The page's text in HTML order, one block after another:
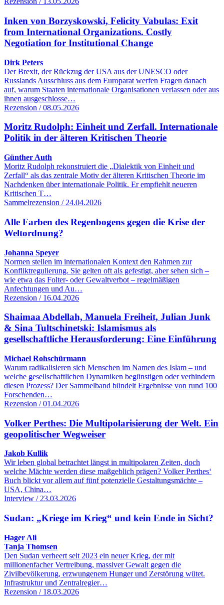
Inken von Borzyskowski, Felicity Vabulas: Exit
from International Organizations. Costly
Negotiation for Institutional Change
Dirk Peters
Der Brexit, der Rückzug der USA aus der UNESCO oder
Russlands Ausschluss aus dem Europarat werfen Fragen danach
auf, warum Staaten internationale Organisationen verlassen oder aus
ihnen ausgeschlosse…
Rezension / 08.05.2026
Moritz Rudolph: Einheit und Zerfall. Internationale
Politik in der älteren Kritischen Theorie
Günther Auth
Moritz Rudolph rekonstruiert die „Dialektik von Einheit und
Zerfall“ als das zentrale Motiv der älteren Kritischen Theorie im
Nachdenken über internationale Politik. Er empfiehlt neueren
Kritischen T…
Sammelrezension / 24.04.2026
Alle Farben des Regenbogens gegen die Krise der
Weltordnung?
Johanna Speyer
Normen stellen im internationalen Kontext den Rahmen zur
Konfliktregulierung. Sie gelten oft als gefestigt, aber sehen sich –
wie etwa das Folter- oder Gewaltverbot – regelmäßigen
Anfechtungen und Au…
Rezension / 16.04.2026
Shaimaa Abdellah, Manuela Freiheit, Julian Junk
& Sina Tultschinetski: Islamismus als
gesellschaftliche Herausforderung: Eine Einführung
Michael Rohschürmann
Warum radikalisieren sich Menschen im Namen des Islam – und
welche gesellschaftlichen Dynamiken begünstigen oder verhindern
diesen Prozess? Der Sammelband bündelt Ergebnisse von rund 100
Forschenden…
Rezension / 01.04.2026
Volker Perthes: Die Multipolarisierung der Welt. Ein
geopolitischer Wegweiser
Jakob Kullik
Wir leben global betrachtet längst in multipolaren Zeiten, doch
welche Mächte werden diese maßgeblich prägen? Volker Perthes‘
Buch blickt vor allem auf fünf potenzielle Gestaltungsmächte –
USA, China…
Interview / 23.03.2026
Sudan: „Kriege im Krieg“ und kein Ende in Sicht?
Hager Ali
Tanja Thomsen
Den Sudan verheert seit 2023 ein neuer Krieg, der mit
millionenfacher Vertreibung, massiver Gewalt gegen die
Zivilbevölkerung, erzwungenem Hunger und Zerstörung wütet.
Infrastruktur und Zentralregier…
Rezension / 18.03.2026